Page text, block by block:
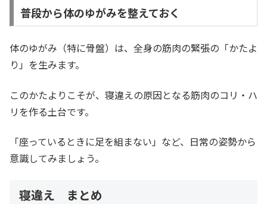
普段から体のゆがみを整えておく
体のゆがみ（特に骨盤）は、全身の筋肉の緊張の「かたよ
り」を生みます。
このかたよりこそが、寝違えの原因となる筋肉のコリ・ハ
リを作る土台です。
「座っているときに足を組まない」など、日常の姿勢から
意識してみましょう。
寝違え まとめ